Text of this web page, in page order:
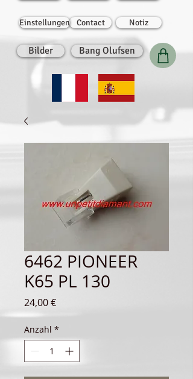
Einstellungen Contact Notiz
Bilder Bang Olufsen
6462 PIONEER
K65 PL 130
24,00 €Preis
Anzahl *